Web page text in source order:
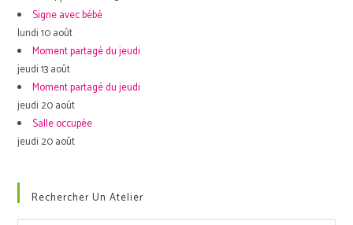
Signe avec bébé
lundi 10 août
Moment partagé du jeudi
jeudi 13 août
Moment partagé du jeudi
jeudi 20 août
Salle occupée
jeudi 20 août
Rechercher Un Atelier